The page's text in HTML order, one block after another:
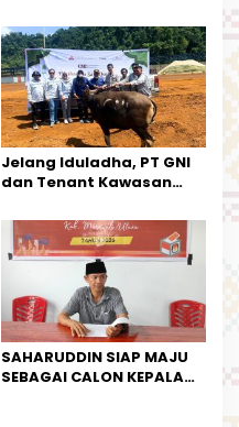
Tata Kelola Tambang
Kalimantan Barat
Jelang Iduladha, PT GNI
dan Tenant Kawasan
Kurban
SAHARUDDIN SIAP MAJU
SEBAGAI CALON KEPALA